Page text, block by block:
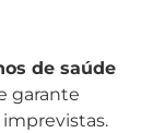
de saúde
garante